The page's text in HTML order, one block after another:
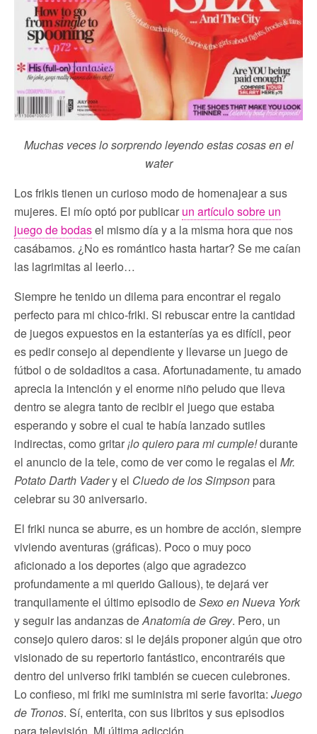
Muchas veces lo sorprendo leyendo estas cosas en el
water
Los frikis tienen un curioso modo de homenajear a sus
mujeres. El mío optó por publicar un artículo sobre un
juego de bodasel mismo día y a la misma hora que nos
casábamos. ¿No es romántico hasta hartar? Se me caían
las lagrimitas al leerlo…
Siempre he tenido un dilema para encontrar el regalo
perfecto para mi chico-friki. Si rebuscar entre la cantidad
de juegos expuestos en la estanterías ya es difícil, peor
es pedir consejo al dependiente y llevarse un juego de
fútbol o de soldaditos a casa. Afortunadamente, tu amado
aprecia la intención y el enorme niño peludo que lleva
dentro se alegra tanto de recibir el juego que estaba
esperando y sobre el cual te había lanzado sutiles
indirectas, como gritar¡lo quiero para mi cumple!durante
el anuncio de la tele, como de ver como le regalas el Mr.
Potato Darth Vadery el Cluedo de los Simpson para
celebrar su 30 aniversario.
El friki nunca se aburre, es un hombre de acción, siempre
viviendo aventuras (gráficas). Poco o muy poco
aficionado a los deportes (algo que agradezco
profundamente a mi querido Galious), te dejará ver
tranquilamente el último episodio deSexo en Nueva York
y seguir las andanzas deAnatomía de Grey. Pero, un
consejo quiero daros: si le dejáis proponer algún que otro
visionado de su repertorio fantástico, encontraréis que
dentro del universo friki también se cuecen culebrones.
Lo confieso, mi friki me suministra mi serie favorita: Juego
de Tronos. Sí, enterita, con sus libritos y sus episodios